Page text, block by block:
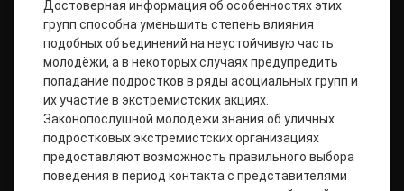
Достоверная информация об особенностях этих
групп способна уменьшить степень влияния
подобных объединений на неустойчивую часть
молодёжи, а в некоторых случаях предупредить
попадание подростков в ряды асоциальных групп и
их участие в экстремистских акциях.
Законопослушной молодёжи знания об уличных
подростковых экстремистских организациях
предоставляют возможность правильного выбора
поведения в период контакта с представителями